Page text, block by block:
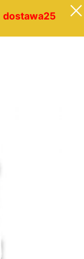
dostawa25